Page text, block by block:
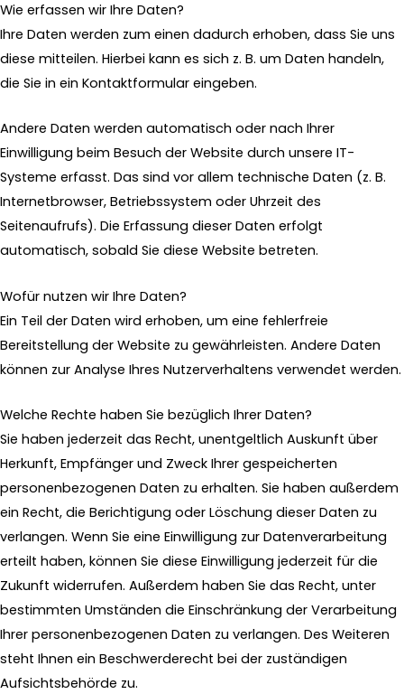
Wie erfassen wir Ihre Daten?
Ihre Daten werden zum einen dadurch erhoben, dass Sie uns
diese mitteilen. Hierbei kann es sich z. B. um Daten handeln,
die Sie in ein Kontaktformular eingeben.
Andere Daten werden automatisch oder nach Ihrer
Einwilligung beim Besuch der Website durch unsere IT-
Systeme erfasst. Das sind vor allem technische Daten (z. B.
Internetbrowser, Betriebssystem oder Uhrzeit des
Seitenaufrufs). Die Erfassung dieser Daten erfolgt
automatisch, sobald Sie diese Website betreten.
Wofür nutzen wir Ihre Daten?
Ein Teil der Daten wird erhoben, um eine fehlerfreie
Bereitstellung der Website zu gewährleisten. Andere Daten
können zur Analyse Ihres Nutzerverhaltens verwendet werden.
Welche Rechte haben Sie bezüglich Ihrer Daten?
Sie haben jederzeit das Recht, unentgeltlich Auskunft über
Herkunft, Empfänger und Zweck Ihrer gespeicherten
personenbezogenen Daten zu erhalten. Sie haben außerdem
ein Recht, die Berichtigung oder Löschung dieser Daten zu
verlangen. Wenn Sie eine Einwilligung zur Datenverarbeitung
erteilt haben, können Sie diese Einwilligung jederzeit für die
Zukunft widerrufen. Außerdem haben Sie das Recht, unter
bestimmten Umständen die Einschränkung der Verarbeitung
Ihrer personenbezogenen Daten zu verlangen. Des Weiteren
steht Ihnen ein Beschwerderecht bei der zuständigen
Aufsichtsbehörde zu.